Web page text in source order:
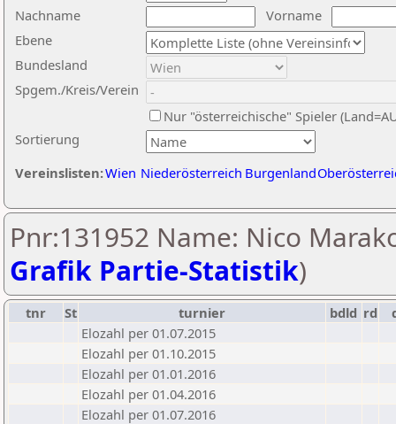
Nachname
Vorname
Ebene
Sortierung
Bundesland
Spgem./Kreis/Verein
Nur "österreichische" Spieler
Vereinslisten:Wien Niederösterreich Burgenland
Pnr:131952 Name: Nico
Grafik Partie-Statistik)
tnr St turnier bdld rd
Elozahl per 01.07.2015
Elozahl per 01.10.2015
Elozahl per 01.01.2016
Elozahl per 01.04.2016
Elozahl per 01.07.2016